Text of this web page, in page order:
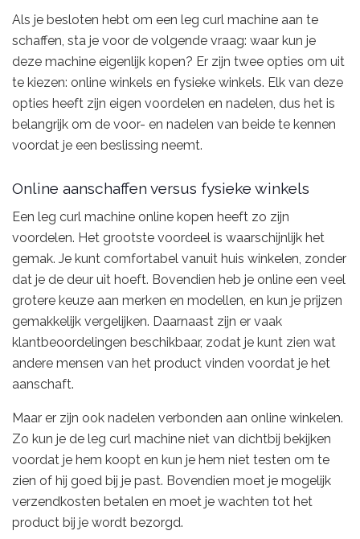
Als je besloten hebt om een leg curl machine aan te
schaffen, sta je voor de volgende vraag: waar kun je
deze machine eigenlijk kopen? Er zijn twee opties om uit
te kiezen: online winkels en fysieke winkels. Elk van deze
opties heeft zijn eigen voordelen en nadelen, dus het is
belangrijk om de voor- en nadelen van beide te kennen
voordat je een beslissing neemt.
Online aanschaffen versus fysieke winkels
Een leg curl machine online kopen heeft zo zijn
voordelen. Het grootste voordeel is waarschijnlijk het
gemak. Je kunt comfortabel vanuit huis winkelen, zonder
dat je de deur uit hoeft. Bovendien heb je online een veel
grotere keuze aan merken en modellen, en kun je prijzen
gemakkelijk vergelijken. Daarnaast zijn er vaak
klantbeoordelingen beschikbaar, zodat je kunt zien wat
andere mensen van het product vinden voordat je het
aanschaft.
Maar er zijn ook nadelen verbonden aan online winkelen.
Zo kun je de leg curl machine niet van dichtbij bekijken
voordat je hem koopt en kun je hem niet testen om te
zien of hij goed bij je past. Bovendien moet je mogelijk
verzendkosten betalen en moet je wachten tot het
product bij je wordt bezorgd.